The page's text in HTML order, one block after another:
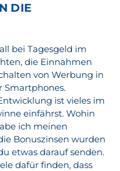
DIE
bei Tagesgeld im
die Einnahmen
von Werbung in
Smartphones.
ist vieles im
einfährst. Wohin
ich meinen
Bonuszinsen wurden
etwas darauf senden.
dafür finden, dass